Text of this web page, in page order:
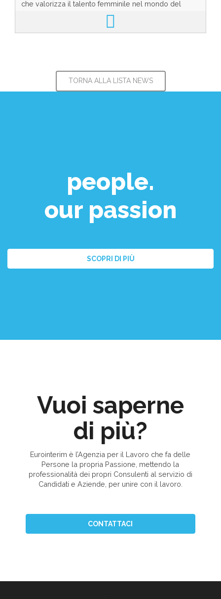
che valorizza il talento femminile nel mondo del
lavoro Il Concorso nazionale Donna e Lavoro, organi...
TORNA ALLA LISTA NEWS
people.
our passion
SCOPRI DI PIÙ
Vuoi saperne
di più?
Eurointerim è l’Agenzia per il Lavoro che fa delle
Persone la propria Passione, mettendo la
professionalità dei propri Consulenti al servizio di
Candidati e Aziende, per unire con il lavoro.
CONTATTACI